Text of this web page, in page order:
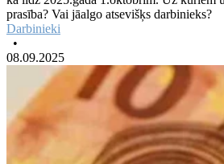
prasība? Vai jāalgo atsevišķs darbinieks?
Darbinieki
•
08.09.2025